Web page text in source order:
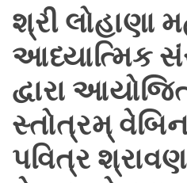
શ્રી લોહાણા
આધ્યાત્મિક
દ્વારા
સ્તોત્રમ્
પવિત્ર